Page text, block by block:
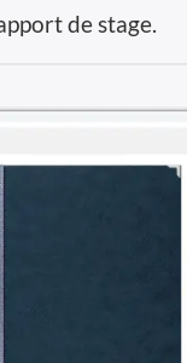
de stage.